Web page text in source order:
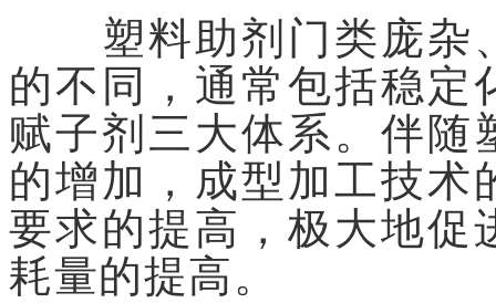
塑料助剂门类庞杂
的不同，通常包括稳定
赋子剂三大体系。伴随
的增加，成型加工技术
要求的提高，极大地促
耗量的提高。